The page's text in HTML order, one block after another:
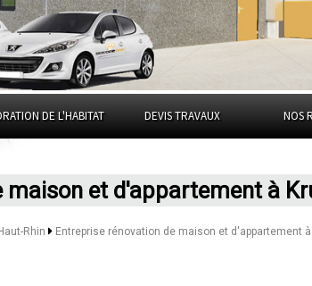
DE L'HABITAT DEVIS TRAVAUX NOS
maison et d'appartement à
Rhin Entreprise rénovation de maison et d'appartement à